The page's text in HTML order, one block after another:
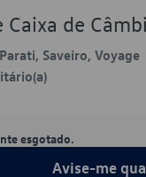
Caixa de
Saveiro, Voyage
esgotado.
Avise-me